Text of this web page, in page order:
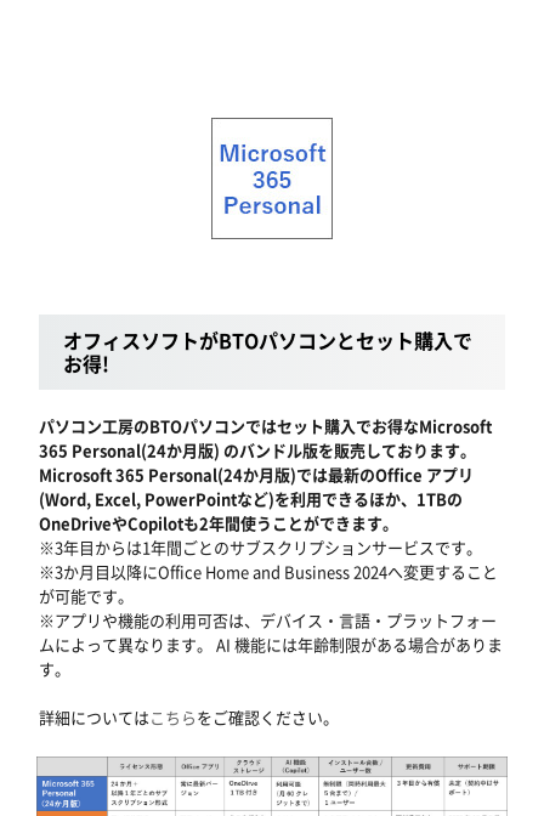
オフィスソフトがBTOパソコンとセット購入で
お得!
パソコン工房のBTOパソコンではセット購入でお得なMicrosoft
365 Personal(24か月版) のバンドル版を販売しております。
Microsoft 365 Personal(24か月版)では最新のOffice アプリ
(Word, Excel, PowerPointなど)を利用できるほか、1TBの
OneDriveやCopilotも2年間使うことができます。
※3年目からは1年間ごとのサブスクリプションサービスです。
※3か月目以降にOffice Home and Business 2024へ変更すること
が可能です。
※アプリや機能の利用可否は、デバイス・言語・プラットフォー
ムによって異なります。 AI 機能には年齢制限がある場合がありま
す。
詳細についてはこちらをご確認ください。